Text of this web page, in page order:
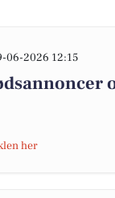
06-2026 12:15
her